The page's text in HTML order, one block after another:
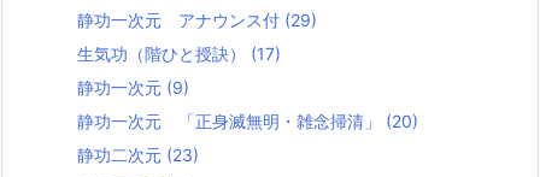
静功一次元 アナウンス付 (29)
生気功（階ひと授訣） (17)
静功一次元 (9)
静功一次元 「正身滅無明・雑念掃清」 (20)
静功二次元 (23)